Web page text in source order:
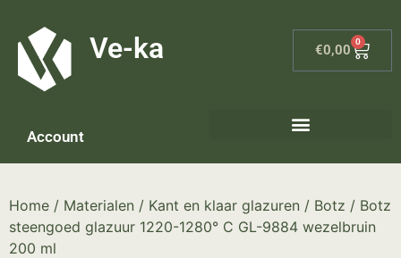
Ve-ka €0,00
0
Account
Home / Materialen / Kant en klaar glazuren / Botz / Botz
steengoed glazuur 1220-1280° C GL-9884 wezelbruin
200 ml